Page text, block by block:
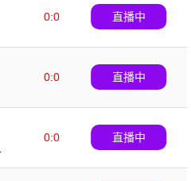
0:0
直播中
0:0
直播中
0:0
直播中